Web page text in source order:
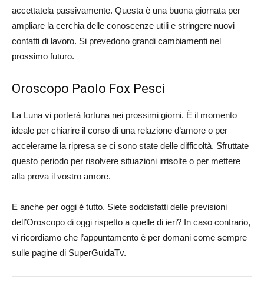
accettatela passivamente. Questa è una buona giornata per
ampliare la cerchia delle conoscenze utili e stringere nuovi
contatti di lavoro. Si prevedono grandi cambiamenti nel
prossimo futuro.
Oroscopo Paolo Fox Pesci
La Luna vi porterà fortuna nei prossimi giorni. È il momento
ideale per chiarire il corso di una relazione d’amore o per
accelerarne la ripresa se ci sono state delle difficoltà. Sfruttate
questo periodo per risolvere situazioni irrisolte o per mettere
alla prova il vostro amore.
E anche per oggi è tutto. Siete soddisfatti delle previsioni
dell’Oroscopo di oggi rispetto a quelle di ieri? In caso contrario,
vi ricordiamo che l’appuntamento è per domani come sempre
sulle pagine di SuperGuidaTv.